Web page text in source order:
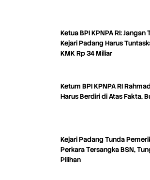
Ketua BPI KPNPA RI:
Kejari Padang Harus
KMK Rp 34 Miliar
Ketum BPI KPNPA RI
Harus Berdiri di Atas Fakta,
Kejari Padang Tunda
Perkara Tersangka BSN,
Pilihan